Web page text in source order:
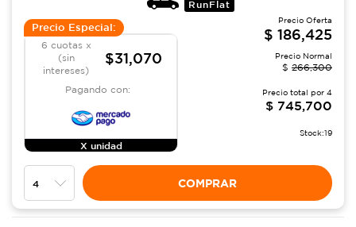
RunFlat
Precio Especial:
6 cuotas x
(sin
intereses)
$31,070
Pagando con:
X unidad
Precio Oferta
$ 186,425
Precio Normal
$ 266,300
Precio total por 4
$ 745,700
Stock:19
COMPRAR